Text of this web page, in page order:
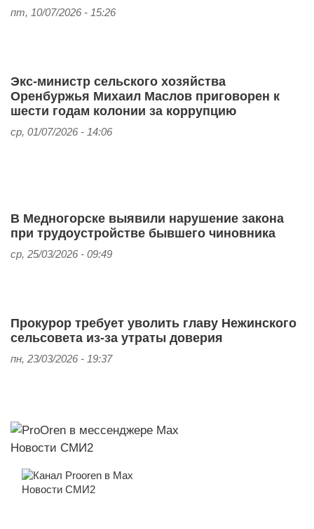
пт, 10/07/2026 - 15:26
Экс-министр сельского хозяйства
Оренбуржья Михаил Маслов приговорен к
шести годам колонии за коррупцию
ср, 01/07/2026 - 14:06
В Медногорске выявили нарушение закона
при трудоустройстве бывшего чиновника
ср, 25/03/2026 - 09:49
Прокурор требует уволить главу Нежинского
сельсовета из-за утраты доверия
пн, 23/03/2026 - 19:37
Новости СМИ2
Новости СМИ2